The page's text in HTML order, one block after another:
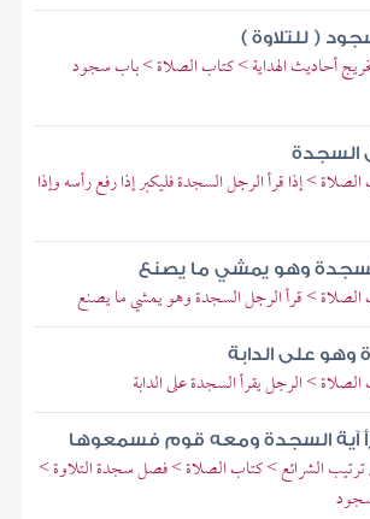
( للتلاوة )
أحاديث الهداية > كتاب الصلاة > باب سجود
السجدة
> إذا قرأ الرجل السجدة فليكبر إذا رفع رأسه وإذا
وهو يمشي ما يصنع
> قرأ الرجل السجدة وهو يمشي ما يصنع
وهو على الدابة
> الرجل يقرأ السجدة على الدابة
آية السجدة ومعه قوم فسمعوها
ترتيب الشرائع > كتاب الصلاة > فصل سجدة التلاوة >